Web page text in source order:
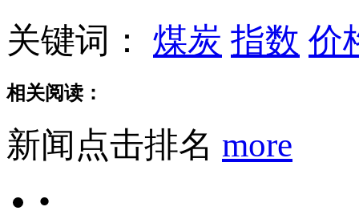
关键词： 煤炭 指数 价
相关阅读：
新闻点击排名 more
•